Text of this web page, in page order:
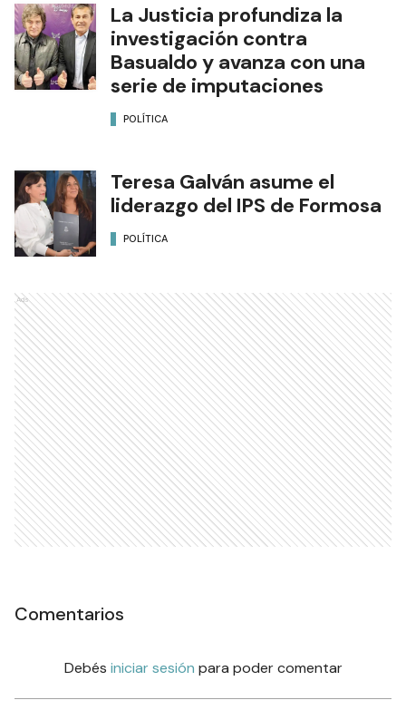
La Justicia profundiza la
investigación contra
Basualdo y avanza con una
serie de imputaciones
POLÍTICA
Teresa Galván asume el
liderazgo del IPS de Formosa
POLÍTICA
Ads
Comentarios
Debés iniciar sesión para poder comentar